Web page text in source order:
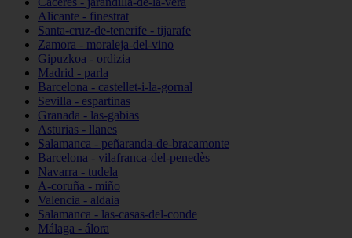
Alicante - finestrat
Santa-cruz-de-tenerife - tijarafe
Zamora - moraleja-del-vino
Gipuzkoa - ordizia
Madrid - parla
Barcelona - castellet-i-la-gornal
Sevilla - espartinas
Granada - las-gabias
Asturias - llanes
Salamanca - peñaranda-de-bracamonte
Barcelona - vilafranca-del-penedès
Navarra - tudela
A-coruña - miño
Valencia - aldaia
Salamanca - las-casas-del-conde
Málaga - álora